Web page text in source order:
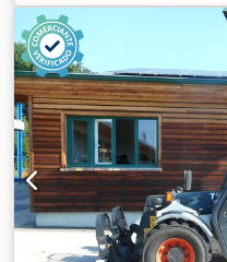
mm, ascensor libre:1.540
eléctrico
2.130 mm
6
portahorquillas:902 mm,
mm, peso en vacío:3.250
tipo de accionamiento:
1.090 mm, Carretilla
Centro de gravedad de la
horquilla: 100 mm Grosor
ISO: ISO clase 2 = 1.000 -
Clase de velocidad: 15